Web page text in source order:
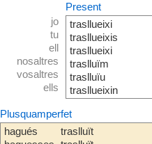
jo
tu
ell
nosaltres
vosaltres
ells
Present
trasllueixi
trasllueixis
trasllueixi
traslluïm
traslluïu
trasllueixin
Plusquamperfet
hagués
traslluït